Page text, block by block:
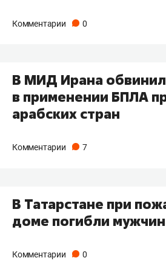
Комментарии 0
В МИД Ирана
в применении БПЛА
арабских стран
Комментарии 7
В Татарстане при
доме погибли
Комментарии 0